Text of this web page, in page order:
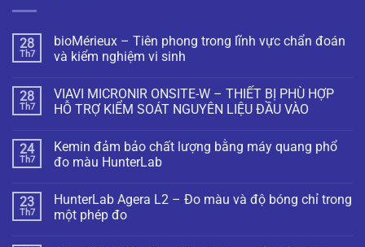
28
Th7
bioMérieux – Tiên phong trong lĩnh vực chẩn đoán
và kiểm nghiệm vi sinh
28
Th7
VIAVI MICRONIR ONSITE-W – THIẾT BỊ PHÙ HỢP
HỖ TRỢ KIỂM SOÁT NGUYÊN LIỆU ĐẦU VÀO
24
Th7
Kemin đảm bảo chất lượng bằng máy quang phổ
đo màu HunterLab
23
Th7
HunterLab Agera L2 – Đo màu và độ bóng chỉ trong
một phép đo